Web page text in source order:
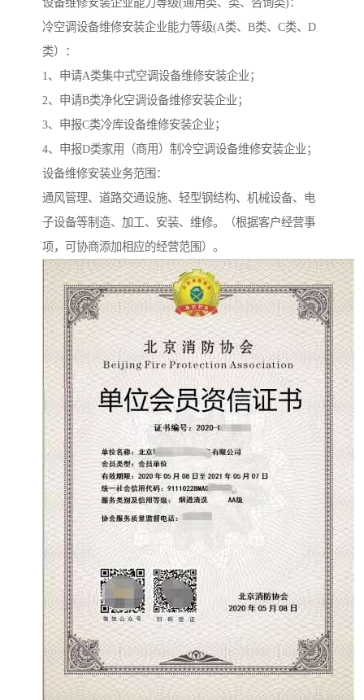
设备维修安装企业能力等级(通用类、类、咨询类)：
冷空调设备维修安装企业能力等级(A类、B类、C类、D
类）：
1、申请A类集中式空调设备维修安装企业；
2、申请B类净化空调设备维修安装企业；
3、申报C类冷库设备维修安装企业；
4、申报D类家用（商用）制冷空调设备维修安装企业；
设备维修安装业务范围：
通风管理、道路交通设施、轻型钢结构、机械设备、电
子设备等制造、加工、安装、维修。（根据客户经营事
项，可协商添加相应的经营范围）。